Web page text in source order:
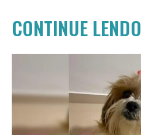
CONTINUE LENDO